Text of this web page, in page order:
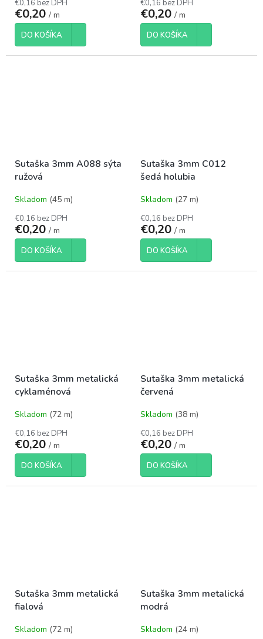
€0,16 bez DPH
€0,20 / m
DO KOŠÍKA
€0,16 bez DPH
€0,20 / m
DO KOŠÍKA
Sutaška 3mm A088 sýta
ružová
Skladom (45 m)
€0,16 bez DPH
€0,20 / m
DO KOŠÍKA
Sutaška 3mm C012
šedá holubia
Skladom (27 m)
€0,16 bez DPH
€0,20 / m
DO KOŠÍKA
Sutaška 3mm metalická
cyklaménová
Skladom (72 m)
€0,16 bez DPH
€0,20 / m
DO KOŠÍKA
Sutaška 3mm metalická
červená
Skladom (38 m)
€0,16 bez DPH
€0,20 / m
DO KOŠÍKA
Sutaška 3mm metalická
fialová
Skladom (72 m)
Sutaška 3mm metalická
modrá
Skladom (24 m)